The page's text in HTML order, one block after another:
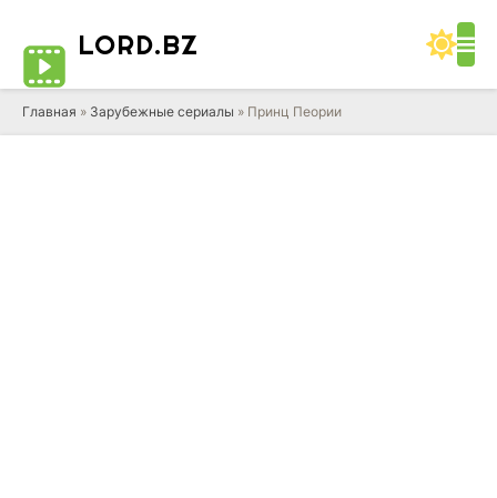
LORD.BZ
Главная » Зарубежные сериалы » Принц Пеории